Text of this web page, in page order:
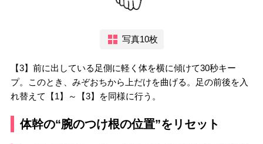
写真10枚
【3】前に出している足側に軽く体を横に傾けて30秒キー
プ。このとき、みぞおちから上だけを曲げる。足の前後を入
れ替えて【1】～【3】を同様に行う。
体幹の“腕のつけ根の位置”をリセット